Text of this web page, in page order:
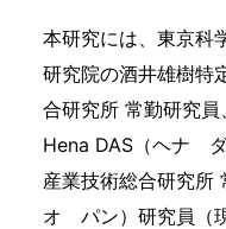
本研究には、東京科
研究院の酒井雄樹特
合研究所 常勤研究員
Hena DAS（ヘナ
産業技術総合研究所
オ パン）研究員（